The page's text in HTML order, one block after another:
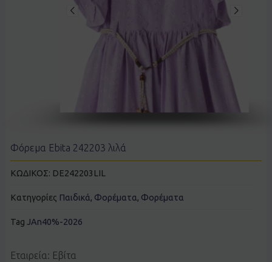
Φόρεμα Ebita 242203 λιλά
ΚΩΔΙΚΟΣ: DE242203LIL
Κατηγορίες Παιδικά, Φορέματα, Φορέματα
Tag JAn40%-2026
Εταιρεία: Εβίτα